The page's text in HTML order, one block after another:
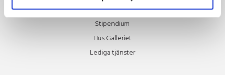
Guldäpplet
Stipendium
Hus Galleriet
Lediga tjänster